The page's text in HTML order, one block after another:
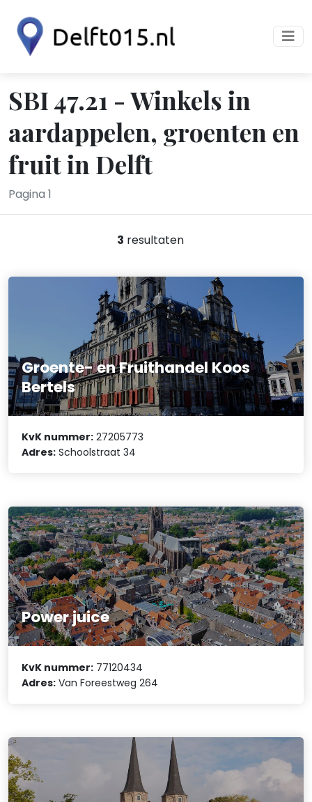
SBI 47.21 - Winkels in
aardappelen, groenten en
fruit in Delft
Pagina 1
3 resultaten
Groente- en Fruithandel Koos
Bertels
KvK nummer: 27205773
Adres: Schoolstraat 34
Power juice
KvK nummer: 77120434
Adres: Van Foreestweg 264